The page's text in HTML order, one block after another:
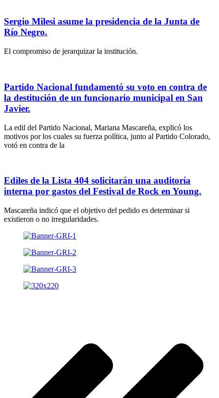
Sergio Milesi asume la presidencia de la Junta de
Río Negro.
El compromiso de jerarquizar la institución.
Partido Nacional fundamentó su voto en contra de
la destitución de un funcionario municipal en San
Javier.
La edil del Partido Nacional, Mariana Mascareña, explicó los
motivos por los cuales su fuerza política, junto al Partido Colorado,
votó en contra de la
Ediles de la Lista 404 solicitarán una auditoría
interna por gastos del Festival de Rock en Young.
Mascareña indicó que el objetivo del pedido es determinar si
existieron o no irregularidades.